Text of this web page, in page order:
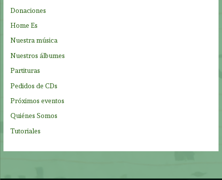
:
Donaciones
Home Es
Nuestra música
Nuestros álbumes
Partituras
Pedidos de CDs
Próximos eventos
Quiénes Somos
Tutoriales